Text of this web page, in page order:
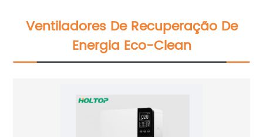
Ventiladores De Recuperação De
Energia Eco-Clean